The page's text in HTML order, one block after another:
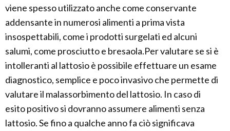
viene spesso utilizzato anche come conservante
addensante in numerosi alimenti a prima vista
insospettabili, come i prodotti surgelati ed alcuni
salumi, come prosciutto e bresaola.Per valutare se si è
intolleranti al lattosio è possibile effettuare un esame
diagnostico, semplice e poco invasivo che permette di
valutare il malassorbimento del lattosio. In caso di
esito positivo si dovranno assumere alimenti senza
lattosio. Se fino a qualche anno fa ciò significava